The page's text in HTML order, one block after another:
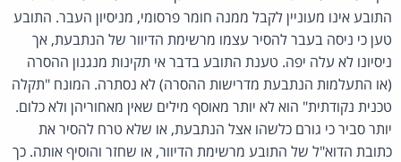
התובע אינו מעוניין לקבל ממנה חומר פרסומי, מניסיון העבר. התובע
טען כי ניסה בעבר להסיר עצמו מרשימת הדיוור של הנתבעת, אך
ניסיונו לא עלה יפה. טענת התובע בדבר אי תקינות מנגנון ההסרה
(או התעלמות הנתבעת מדרישות ההסרה) לא נסתרה. המונח "תקלה
טכנית נקודתית" הוא לא יותר מאוסף מילים שאין מאחוריהן ולא כלום.
יותר סביר כי גורם כלשהו אצל הנתבעת, או שלא טרח להסיר את
כתובת הדוא"ל של התובע מרשימת הדיוור, או שחזר והוסיף אותה. כך